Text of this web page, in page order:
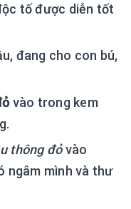
tố được diễn tốt
đang cho con bú,
vào trong kem
thông đỏvào
ngâm mình và thư